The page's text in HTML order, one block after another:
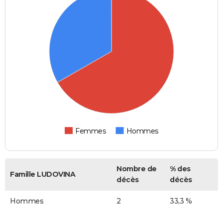
Femmes Hommes
Famille LUDOVINA
Nombre de
décès
% des
décès
Hommes 2 33,3 %